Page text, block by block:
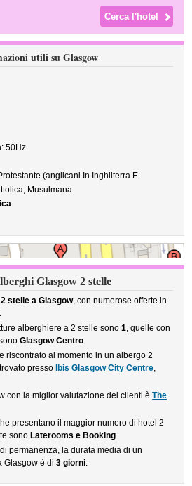
utili su Glasgow
: 50Hz
(anglicani In Inghilterra E
Musulmana.
Glasgow 2 stelle
stelle a Glasgow, con numerose offerte in
alberghiere a 2 stelle sono1, quelle con
Glasgow Centro.
riscontrato al momento in un albergo 2
presso Ibis Glasgow City Centre,
con la miglior valutazione dei clienti èThe
presentano il maggior numero di hotel 2
sono Laterooms e Booking.
permanenza, la durata media di un
Glasgow è di3 giorni.